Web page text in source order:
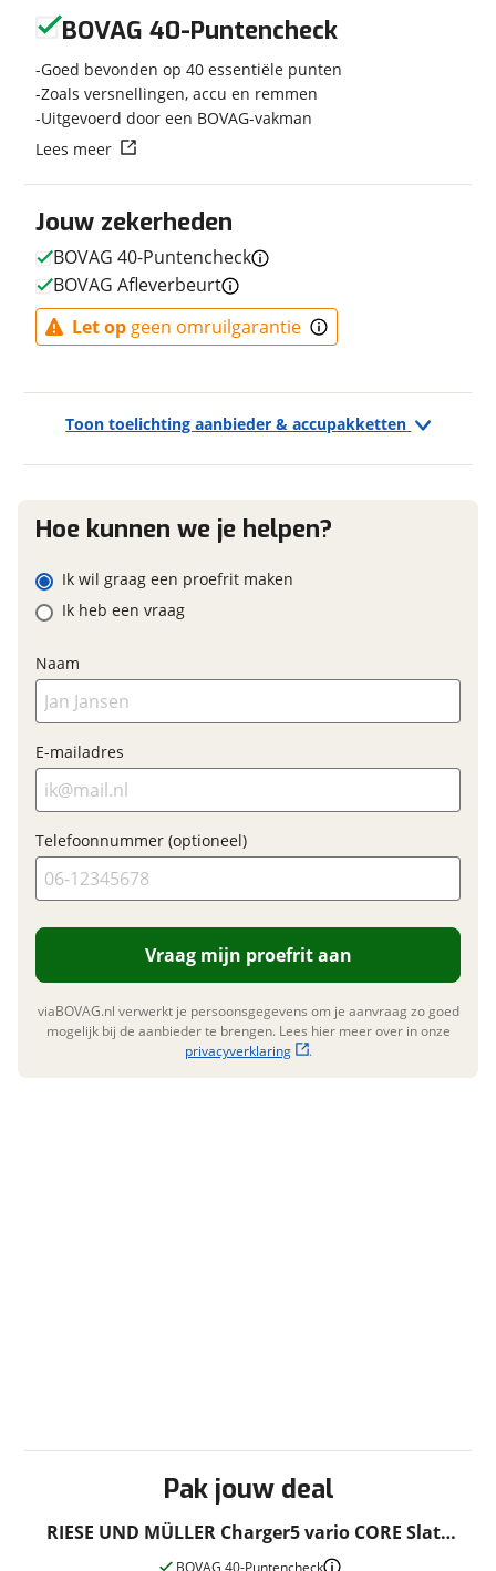
Transmissie
Naaf
Framemateriaal
Aluminium
Gewicht
30 kg
Kleur
Zilver
Fabriekskleur
Merk remsysteem voor
MAGURA
Model remsysteem voor
Merk primair remsysteem
UNKNOWN
Elektrisch?
Ja, E-bike
Prijs
€ 5.089,-
BTW/marge
Nieuwprijs
€ 5.089,-
Garanties
Fabrieksgarantie
Toon toelichting aanbieder & accupakketten
Nieuwe accu
Inbegrepen
Meerprijs:
Wat is een nieuwe accu?
Pak jouw deal
RIESE UND MÜLLER Charger5 vario CORE Slate
Grey 49cm ch5 49cm 49cm ch5 2026
BOVAG 40-Puntencheck
Telefoonnummer (optioneel)
Vraag mijn reservering aan
goed mogelijk bij de aanbieder te brengen. Lees hier meer
Jouw zekerheden
BOVAG 40-Puntencheck
BOVAG Afleverbeurt
Let op geen omruilgarantie
BOVAG 40-Puntencheck
Goed bevonden op 40 essentiële punten
Zoals versnellingen, accu en remmen
Uitgevoerd door een BOVAG-vakman
Lees meer
Hoe kunnen we je helpen?
Ik wil graag een proefrit maken
Ik heb een vraag
Naam
E-mailadres
Telefoonnummer (optioneel)
Vraag mijn proefrit aan
viaBOVAG.nl verwerkt je persoonsgegevens om je aanvraag zo goed
mogelijk bij de aanbieder te brengen. Lees hier meer over in onze
privacyverklaring
.